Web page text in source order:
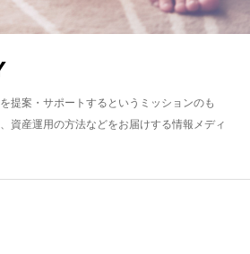
提案・サポートするというミッションのも
資産運用の方法などをお届けする情報メディ